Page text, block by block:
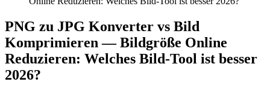
PNG zu JPG Konverter vs Bild
Komprimieren — Bildgröße Online
Reduzieren: Welches Bild-Tool ist besser
2026?